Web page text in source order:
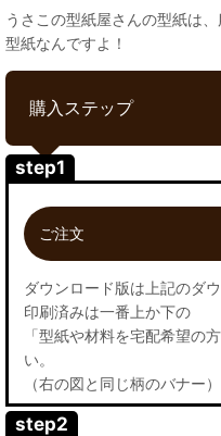
うさこの型紙屋さんの型紙は
型紙なんですよ！
購入ステップ
step1
ご注文
ダウンロード版は上記のダ
印刷済みは一番上か下の
「型紙や材料を宅配希望の
い。
（右の図と同じ柄のバナー）
step2